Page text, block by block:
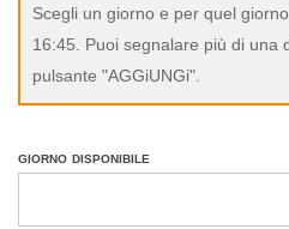
Scegli un giorno e per quel
16:45. Puoi segnalare più di una
pulsante "AGGiUNGi".
giorno disponibile